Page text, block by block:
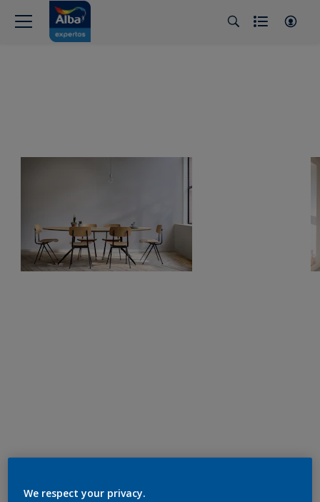
We respect your privacy.